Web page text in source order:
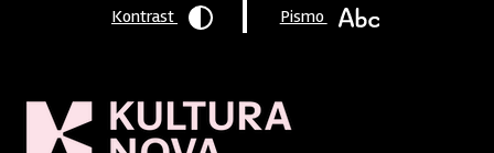
Kontrast Pismo